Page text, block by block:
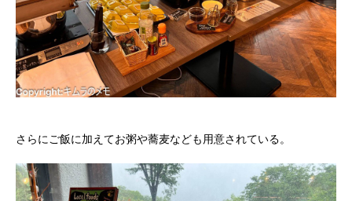
さらにご飯に加えてお粥や蕎麦なども用意されている。